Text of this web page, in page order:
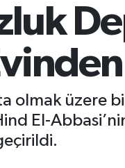
olmak üzere
El-